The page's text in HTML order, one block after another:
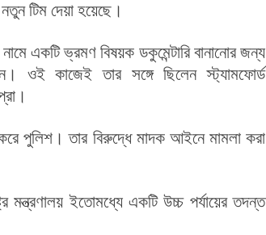
টিম দেয়া হয়েছে।
একটি ভ্রমণ বিষয়ক ডকুমেন্টারি বানানোর জন্য
ওই কাজেই তার সঙ্গে ছিলেন স্ট্যামফোর্ড
পুলিশ। তার বিরুদ্ধে মাদক আইনে মামলা করা
মন্ত্রণালয় ইতোমধ্যে একটি উচ্চ পর্যায়ের তদন্ত